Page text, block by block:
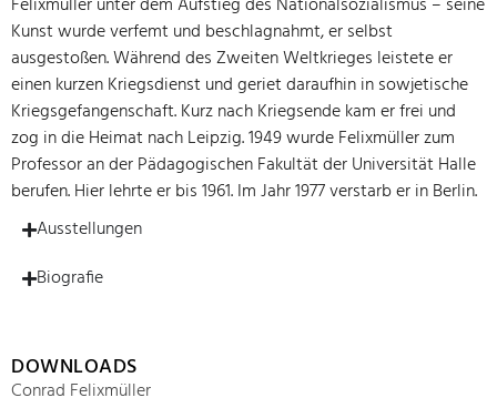
Felixmüller unter dem Aufstieg des Nationalsozialismus – seine
Kunst wurde verfemt und beschlagnahmt, er selbst
ausgestoßen. Während des Zweiten Weltkrieges leistete er
einen kurzen Kriegsdienst und geriet daraufhin in sowjetische
Kriegsgefangenschaft. Kurz nach Kriegsende kam er frei und
zog in die Heimat nach Leipzig. 1949 wurde Felixmüller zum
Professor an der Pädagogischen Fakultät der Universität Halle
berufen. Hier lehrte er bis 1961. Im Jahr 1977 verstarb er in Berlin.
Ausstellungen
Biografie
DOWNLOADS
Conrad Felixmüller